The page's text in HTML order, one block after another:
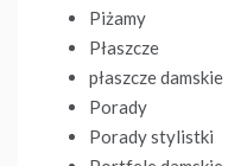
Piżamy
Płaszcze
płaszcze damskie
Porady
Porady stylistki